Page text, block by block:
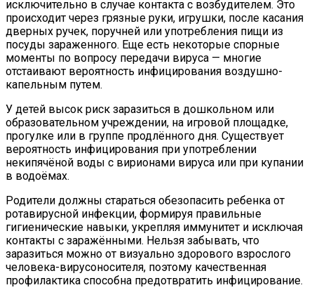
исключительно в случае контакта с возбудителем. Это
происходит через грязные руки, игрушки, после касания
дверных ручек, поручней или употребления пищи из
посуды зараженного. Еще есть некоторые спорные
моменты по вопросу передачи вируса — многие
отстаивают вероятность инфицирования воздушно-
капельным путем.
У детей высок риск заразиться в дошкольном или
образовательном учреждении, на игровой площадке,
прогулке или в группе продлённого дня. Существует
вероятность инфицирования при употреблении
некипячёной воды с вирионами вируса или при купании
в водоёмах.
Родители должны стараться обезопасить ребенка от
ротавирусной инфекции, формируя правильные
гигиенические навыки, укрепляя иммунитет и исключая
контакты с заражёнными. Нельзя забывать, что
заразиться можно от визуально здорового взрослого
человека-вирусоносителя, поэтому качественная
профилактика способна предотвратить инфицирование.